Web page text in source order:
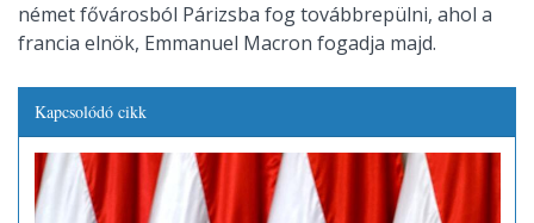
német fővárosból Párizsba fog továbbrepülni, ahol a
francia elnök, Emmanuel Macron fogadja majd.
Kapcsolódó cikk